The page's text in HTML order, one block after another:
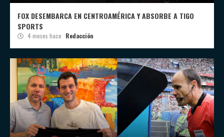
FOX DESEMBARCA EN CENTROAMÉRICA Y ABSORBE A TIGO
SPORTS
4 meses hace Redacción